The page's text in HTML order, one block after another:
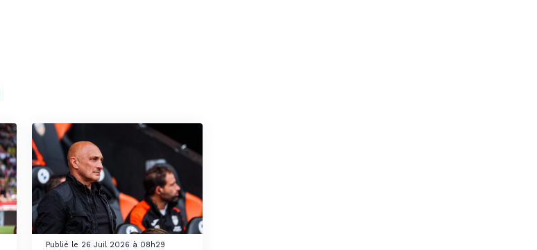
Publié le 26 Juil 2026 à 08h29